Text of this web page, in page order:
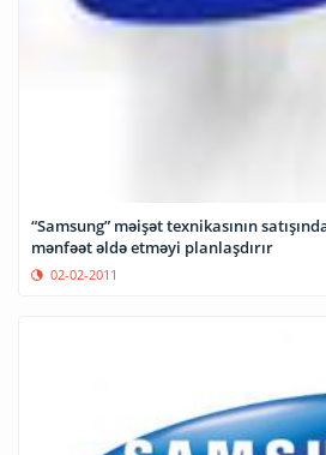
“Samsung” məişət texnikasının
mənfəət əldə etməyi planlaşdırır
02-02-2011